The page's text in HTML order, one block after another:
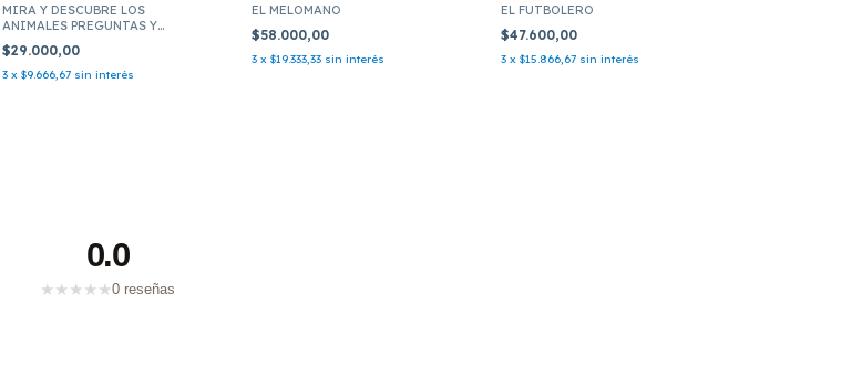
MIRA Y DESCUBRE LOS
ANIMALES PREGUNTAS Y
$29.000,00
3 x $9.666,67 sin interés
EL MELOMANO
$58.000,00
3 x $19.333,33 sin interés
EL FUTBOLERO
$47.600,00
3 x $15.866,67 sin interés
0.0
★ ★ ★ ★ ★0 reseñas